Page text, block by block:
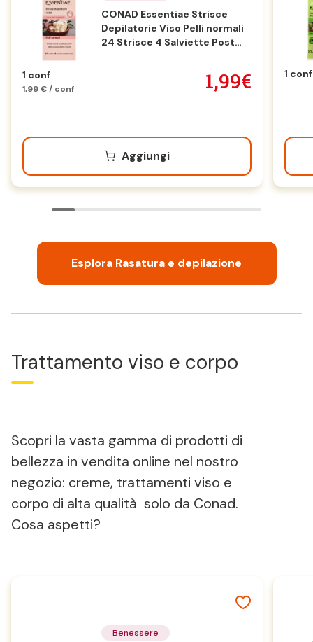
CONAD Essentiae Strisce
Depilatorie Viso Pelli normali
24 Strisce 4 Salviette Post
1 conf
1,99 € / conf 1,99€
Aggiungi
1 conf
Esplora Rasatura e depilazione
Trattamento viso e corpo
Scopri la vasta gamma di prodotti di
bellezza in vendita online nel nostro
negozio: creme, trattamenti viso e
corpo di alta qualità solo da Conad.
Cosa aspetti?
Benessere